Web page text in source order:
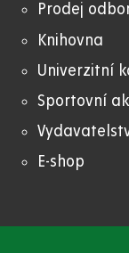
Prodej
Knihovna
Univerzitní
Sportovní
E-shop